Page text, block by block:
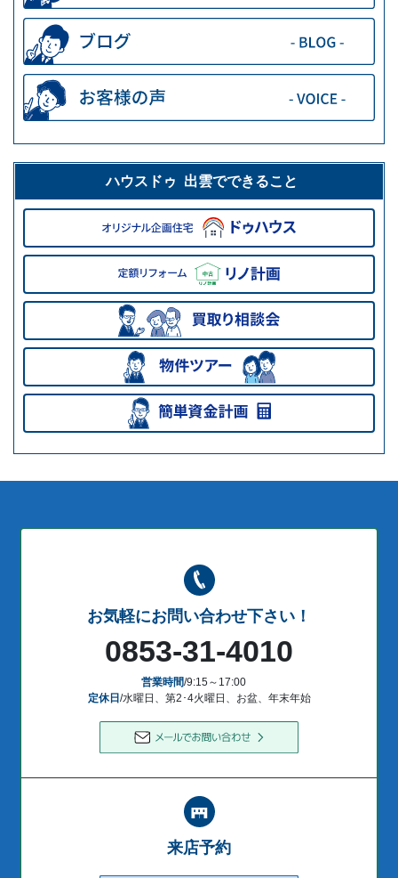
ハウスドゥ 出雲でできること
お気軽にお問い合わせ下さい！
0853-31-4010
営業時間/9:15～17:00
定休日 /水曜日、第2･4火曜日、お盆、年末年始
来店予約